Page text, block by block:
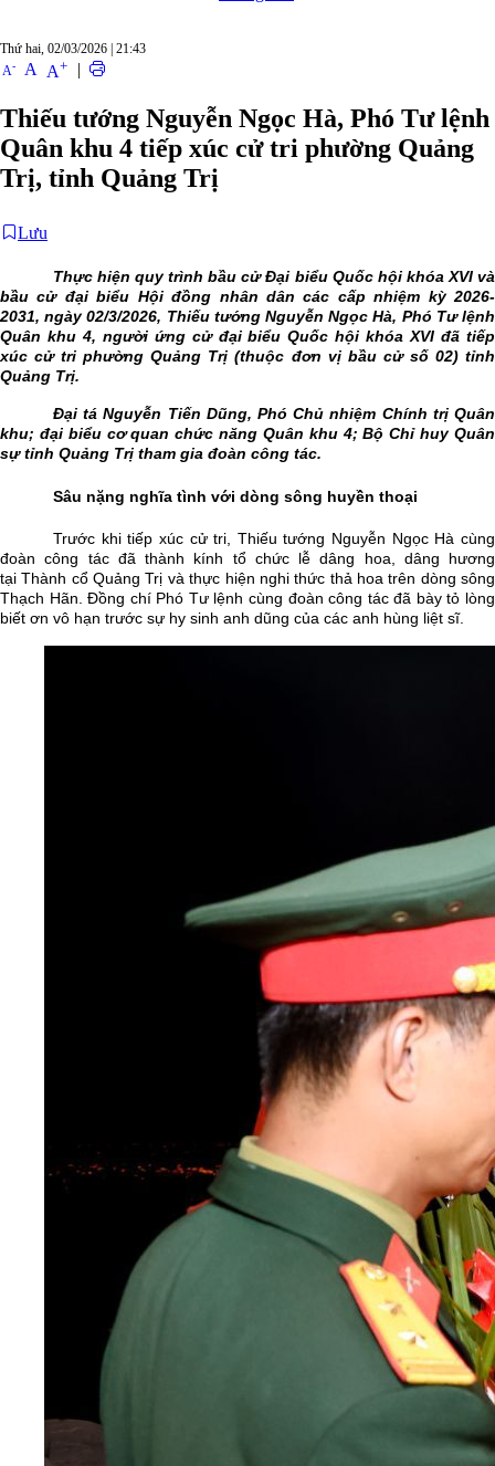
Thứ hai, 02/03/2026 | 21:43
A- A A+ |
Thiếu tướng Nguyễn Ngọc Hà, Phó Tư lệnh
Quân khu 4 tiếp xúc cử tri phường Quảng
Trị, tỉnh Quảng Trị
Lưu
Thực hiện quy trình bầu cử Đại biểu Quốc hội khóa XVI và
bầu cử đại biểu Hội đồng nhân dân các cấp nhiệm kỳ 2026-
2031, ngày 02/3/2026, Thiếu tướng Nguyễn Ngọc Hà, Phó Tư lệnh
Quân khu 4, người ứng cử đại biểu Quốc hội khóa XVI đã tiếp
xúc cử tri phường Quảng Trị (thuộc đơn vị bầu cử số 02) tỉnh
Quảng Trị.
Đại tá Nguyễn Tiến Dũng, Phó Chủ nhiệm Chính trị Quân
khu; đại biểu cơ quan chức năng Quân khu 4; Bộ Chỉ huy Quân
sự tỉnh Quảng Trị tham gia đoàn công tác.
Sâu nặng nghĩa tình với dòng sông huyền thoại
Trước khi tiếp xúc cử tri, Thiếu tướng Nguyễn Ngọc Hà cùng
đoàn công tác đã thành kính tổ chức lễ dâng hoa, dâng hương
tại Thành cổ Quảng Trị và thực hiện nghi thức thả hoa trên dòng sông
Thạch Hãn.Đồng chí Phó Tư lệnh cùng đoàn công tác đã bày tỏ lòng
biết ơn vô hạn trước sự hy sinh anh dũng của các anh hùng liệt sĩ.